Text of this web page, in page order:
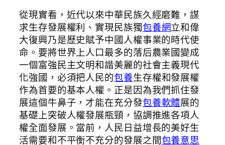
從現實看，近代以來中華民族久經磨難，謀
求生存發展權利、實現民族獨包養網立和偉
大復興乃是歷史賦予中國人權事業的時代使
命。要將世界上人口最多的落后農業國變成
一個富強民主文明和諧美麗的社會主義現代
化強國，必須把人民的包養生存權和發展權
作為首要的基本人權。正是因為我們抓住發
展這個牛鼻子，才能在充分發包養軟體展的
基礎上突破人權發展瓶頸，協調推進各項人
權全面發展。當前，人民日益增長的美好生
活需要和不平衡不充分的發展之間包養意思